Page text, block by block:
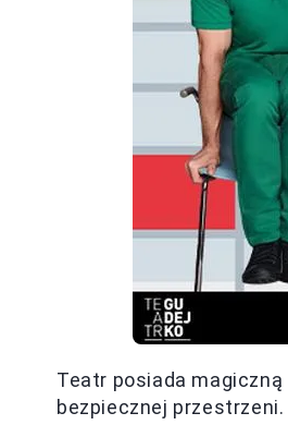
Teatr posiada
bezpiecznej